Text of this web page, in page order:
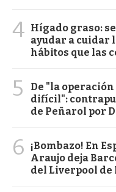
4 Hígado graso:
ayudar a cuidar
hábitos que las
5
De "la
difícil":
de Peñarol por
6
¡Bombazo! En
Araujo deja
del Liverpool